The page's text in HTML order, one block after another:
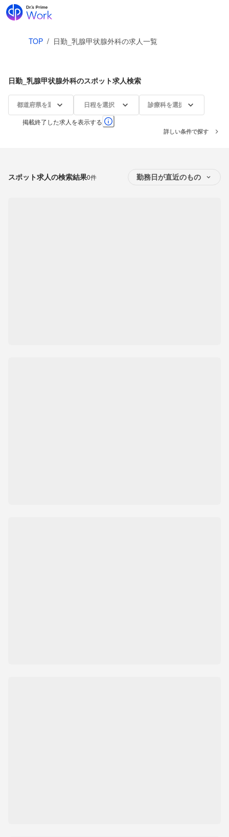
TOP / 日勤_乳腺甲状腺外科の求人一覧
日勤_乳腺甲状腺外科のスポット求人検索
都道府県を選択 日程を選択 診療科を選択
掲載終了した求人を表示する
詳しい条件で探す
スポット求人の検索結果0件 勤務日が直近のもの